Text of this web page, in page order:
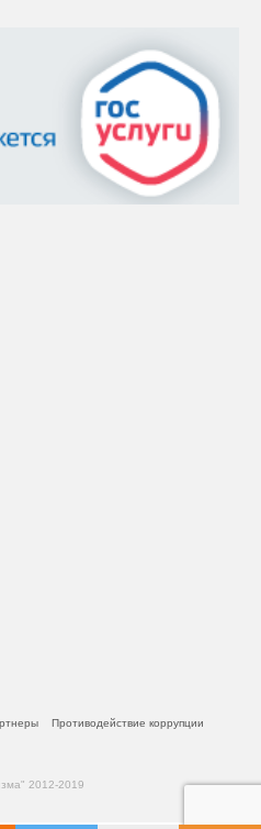
Противодействие коррупции
2012-2019